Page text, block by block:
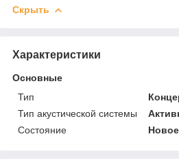
Скрыть
Характеристики
Основные
Тип
Тип акустической системы
Состояние
Новое